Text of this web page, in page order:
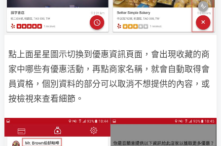
點上面星星圖示切換到優惠資訊頁面，會出現收藏的商
家中哪些有優惠活動，再點商家名稱，就會自動取得會
員資格，個別資料的部分可以取消不想提供的內容，或
按檢視來查看細節。